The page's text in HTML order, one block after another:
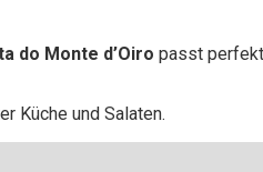
do Monte d’Oiro passt
Küche und Salaten.